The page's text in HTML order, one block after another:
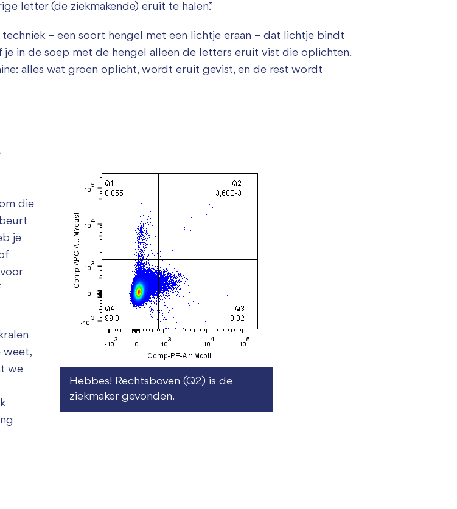
letter (de ziekmakende) eruit te halen.”
– een soort hengel met een lichtje eraan – dat lichtje bindt
je in de soep met de hengel alleen de letters eruit vist die oplichten.
alles wat groen oplicht, wordt eruit gevist, en de rest wordt
die
je
weet,
we
Hebbes! Rechtsboven (Q2) is de
ziekmaker gevonden.